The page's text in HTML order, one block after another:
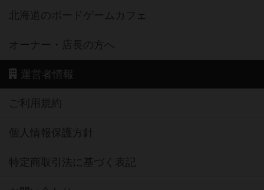
北海道のボードゲームカフェ
オーナー・店長の方へ
運営者情報
ご利用規約
個人情報保護方針
特定商取引法に基づく表記